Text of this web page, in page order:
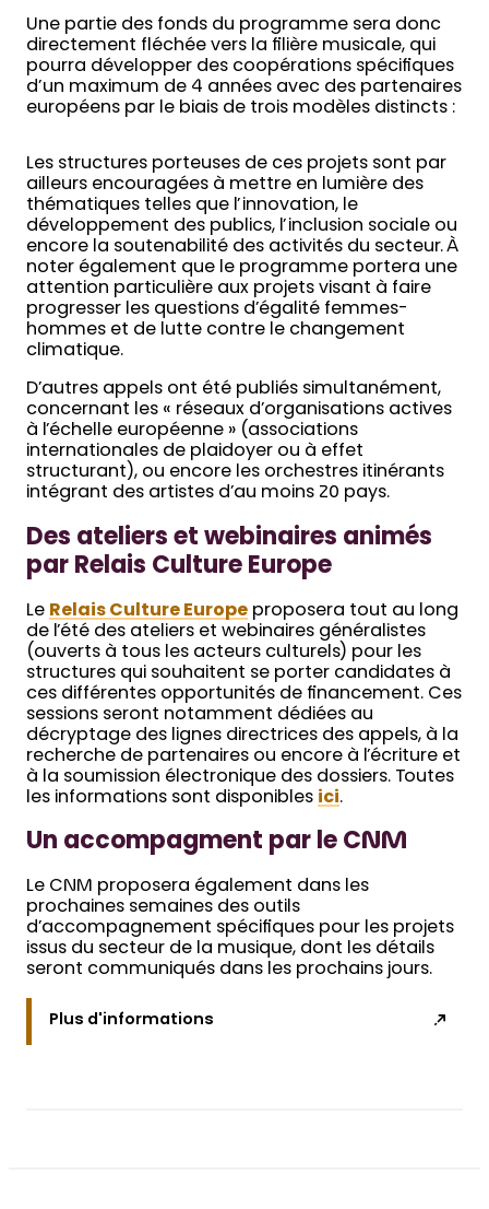
Une partie des fonds du programme sera donc
directement fléchée vers la filière musicale, qui
pourra développer des coopérations spécifiques
d’un maximum de 4 années avec des partenaires
européens par le biais de trois modèles distincts :
Les structures porteuses de ces projets sont par
ailleurs encouragées à mettre en lumière des
thématiques telles que l’innovation, le
développement des publics, l’inclusion sociale ou
encore la soutenabilité des activités du secteur. À
noter également que le programme portera une
attention particulière aux projets visant à faire
progresser les questions d’égalité femmes-
hommes et de lutte contre le changement
climatique.
D’autres appels ont été publiés simultanément,
concernant les « réseaux d’organisations actives
à l’échelle européenne » (associations
internationales de plaidoyer ou à effet
structurant), ou encore les orchestres itinérants
intégrant des artistes d’au moins 20 pays.
Des ateliers et webinaires animés
par Relais Culture Europe
Le Relais Culture Europe proposera tout au long
de l’été des ateliers et webinaires généralistes
(ouverts à tous les acteurs culturels) pour les
structures qui souhaitent se porter candidates à
ces différentes opportunités de financement. Ces
sessions seront notamment dédiées au
décryptage des lignes directrices des appels, à la
recherche de partenaires ou encore à l’écriture et
à la soumission électronique des dossiers. Toutes
les informations sont disponibles ici.
Un accompagment par le CNM
Le CNM proposera également dans les
prochaines semaines des outils
d’accompagnement spécifiques pour les projets
issus du secteur de la musique, dont les détails
seront communiqués dans les prochains jours.
Plus d'informations